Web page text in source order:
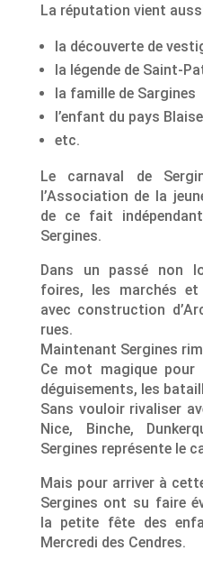
La réputation vient
la découverte de
la légende de Saint-
la famille de Sargines
l’enfant du pays
etc.
Le carnaval de
l’Association de la
de ce fait
Sergines.
Dans un passé non
foires, les marchés
avec construction
rues.
Maintenant Sergines
Ce mot magique pour
déguisements, les
Sans vouloir rivaliser
Nice, Binche,
Sergines représente le
Mais pour arriver à
Sergines ont su faire
la petite fête des
Mercredi des Cendres.